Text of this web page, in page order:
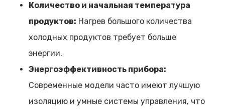
Количество и начальная температура
продуктов: Нагрев большого количества
холодных продуктов требует больше
энергии.
Энергоэффективность прибора:
Современные модели часто имеют лучшую
изоляцию и умные системы управления, что